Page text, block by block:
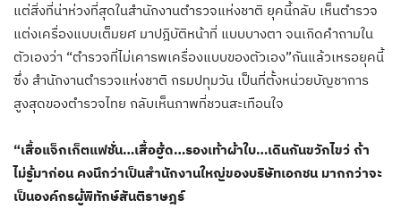
แต่สิ่งที่น่าห่วงที่สุดในสำนักงานตำรวจแห่งชาติ ยุคนี้กลับ เห็นตำรวจ
แต่งเครื่องแบบเต็มยศ มาปฎิบัติหน้าที่ แบบบางตา จนเกิดคำถามใน
ตัวเองว่า “ตำรวจที่ไม่เคารพเครื่องแบบของตัวเอง”กันแล้วเหรอยุคนี้
ซึ่ง สำนักงานตำรวจแห่งชาติ กรมปทุมวัน เป็นที่ตั้งหน่วยบัญชาการ
สูงสุดของตำรวจไทย กลับเห็นภาพที่ชวนสะเทือนใจ
“เสื้อแจ็กเก็ตแฟชั่น…เสื้อฮู้ด…รองเท้าผ้าใบ…เดินกันขวักไขว่ ถ้า
ไม่รู้มาก่อน คงนึกว่าเป็นสำนักงานใหญ่ของบริษัทเอกชน มากกว่าจะ
เป็นองค์กรผู้พิทักษ์สันติราษฎร์